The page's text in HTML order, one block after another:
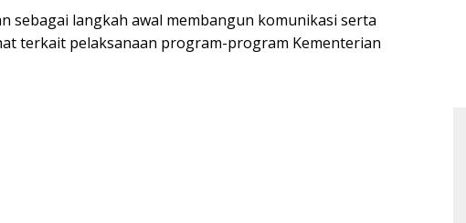
sebagai langkah awal membangun komunikasi serta
terkait pelaksanaan program-program Kementerian